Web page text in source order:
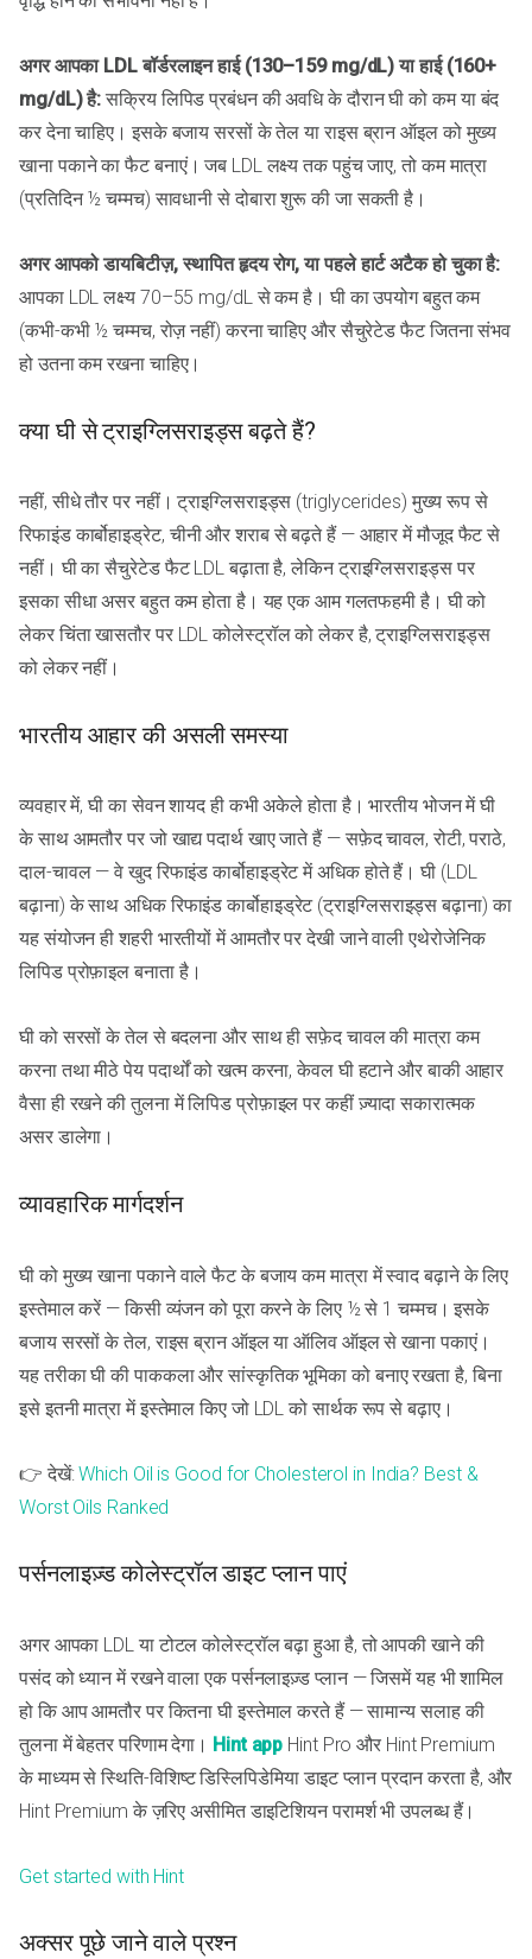
अगर आपका LDL बॉर्डरलाइन हाई (130–159 mg/dL) या हाई (160+
mg/dL) है: सक्रिय लिपिड प्रबंधन की अवधि के दौरान घी को कम या बंद
कर देना चाहिए। इसके बजाय सरसों के तेल या राइस ब्रान ऑइल को मुख्य
खाना पकाने का फैट बनाएं। जब LDL लक्ष्य तक पहुंच जाए, तो कम मात्रा
(प्रतिदिन ½ चम्मच) सावधानी से दोबारा शुरू की जा सकती है।
अगर आपको डायबिटीज़, स्थापित हृदय रोग, या पहले हार्ट अटैक हो चुका है:
आपका LDL लक्ष्य 70–55 mg/dL से कम है। घी का उपयोग बहुत कम
(कभी-कभी ½ चम्मच, रोज़ नहीं) करना चाहिए और सैचुरेटेड फैट जितना संभव
हो उतना कम रखना चाहिए।
क्या घी से ट्राइग्लिसराइड्स बढ़ते हैं?
नहीं, सीधे तौर पर नहीं। ट्राइग्लिसराइड्स (triglycerides) मुख्य रूप से
रिफाइंड कार्बोहाइड्रेट, चीनी और शराब से बढ़ते हैं — आहार में मौजूद फैट से
नहीं। घी का सैचुरेटेड फैट LDL बढ़ाता है, लेकिन ट्राइग्लिसराइड्स पर
इसका सीधा असर बहुत कम होता है। यह एक आम गलतफहमी है। घी को
लेकर चिंता खासतौर पर LDL कोलेस्ट्रॉल को लेकर है, ट्राइग्लिसराइड्स
को लेकर नहीं।
भारतीय आहार की असली समस्या
व्यवहार में, घी का सेवन शायद ही कभी अकेले होता है। भारतीय भोजन में घी
के साथ आमतौर पर जो खाद्य पदार्थ खाए जाते हैं — सफ़ेद चावल, रोटी, पराठे,
दाल-चावल — वे खुद रिफाइंड कार्बोहाइड्रेट में अधिक होते हैं। घी (LDL
बढ़ाना) के साथ अधिक रिफाइंड कार्बोहाइड्रेट (ट्राइग्लिसराइड्स बढ़ाना) का
यह संयोजन ही शहरी भारतीयों में आमतौर पर देखी जाने वाली एथेरोजेनिक
लिपिड प्रोफ़ाइल बनाता है।
घी को सरसों के तेल से बदलना और साथ ही सफ़ेद चावल की मात्रा कम
करना तथा मीठे पेय पदार्थों को खत्म करना, केवल घी हटाने और बाकी आहार
वैसा ही रखने की तुलना में लिपिड प्रोफ़ाइल पर कहीं ज़्यादा सकारात्मक
असर डालेगा।
व्यावहारिक मार्गदर्शन
घी को मुख्य खाना पकाने वाले फैट के बजाय कम मात्रा में स्वाद बढ़ाने के लिए
इस्तेमाल करें — किसी व्यंजन को पूरा करने के लिए ½ से 1 चम्मच। इसके
बजाय सरसों के तेल, राइस ब्रान ऑइल या ऑलिव ऑइल से खाना पकाएं।
यह तरीका घी की पाककला और सांस्कृतिक भूमिका को बनाए रखता है, बिना
इसे इतनी मात्रा में इस्तेमाल किए जो LDL को सार्थक रूप से बढ़ाए।
👉 देखें:Which Oil is Good for Cholesterol in India? Best &
Worst Oils Ranked
पर्सनलाइज़्ड कोलेस्ट्रॉल डाइट प्लान पाएं
अगर आपका LDL या टोटल कोलेस्ट्रॉल बढ़ा हुआ है, तो आपकी खाने की
पसंद को ध्यान में रखने वाला एक पर्सनलाइज़्ड प्लान — जिसमें यह भी शामिल
हो कि आप आमतौर पर कितना घी इस्तेमाल करते हैं — सामान्य सलाह की
तुलना में बेहतर परिणाम देगा। Hint app Hint Pro और Hint Premium
के माध्यम से स्थिति-विशिष्ट डिस्लिपिडेमिया डाइट प्लान प्रदान करता है, और
Hint Premium के ज़रिए असीमित डाइटिशियन परामर्श भी उपलब्ध हैं।
Get started with Hint
अक्सर पूछे जाने वाले प्रश्न